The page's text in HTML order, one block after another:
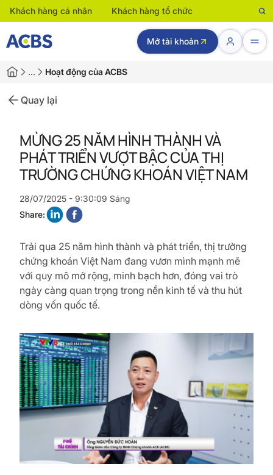
Khách hàng cá nhân Khách hàng tổ chức
Mở tài khoản
… Hoạt động của ACBS
Quay lại
MỪNG 25 NĂM HÌNH THÀNH VÀ
PHÁT TRIỂN VƯỢT BẬC CỦA THỊ
TRƯỜNG CHỨNG KHOÁN VIỆT NAM
28/07/2025 - 9:30:09 Sáng
Share:
Trải qua 25 năm hình thành và phát triển, thị trường
chứng khoán Việt Nam đang vươn mình mạnh mẽ
với quy mô mở rộng, minh bạch hơn, đóng vai trò
ngày càng quan trọng trong nền kinh tế và thu hút
dòng vốn quốc tế.